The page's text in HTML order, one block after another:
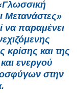
Μετανάστες»
να παραμένει
κρίσης και της
ενεργού
στην